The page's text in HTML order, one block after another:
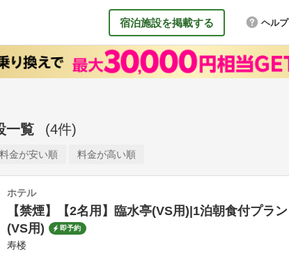
宿泊施設を掲載する ヘルプ
一覧 (4件)
料金が安い順 料金が高い順
ホテル
【禁煙】【2名用】臨水亭(VS用)|1泊朝食付プラン
(VS用)
即予約
寿楼